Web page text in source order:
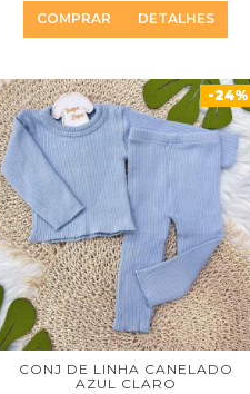
COMPRAR DETALHES
-24%
CONJ DE LINHA CANELADO
AZUL CLARO